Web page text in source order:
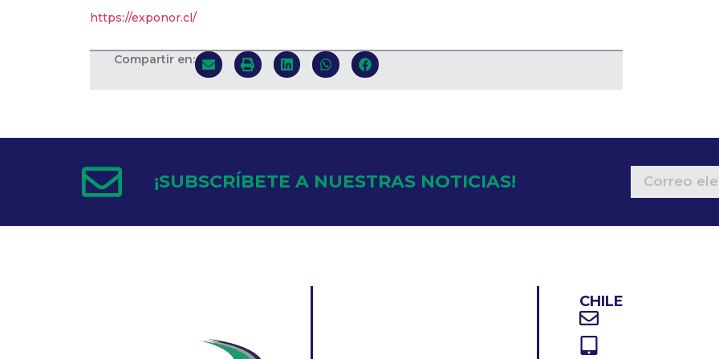
https://exponor.cl/
Compartir en:
¡SUBSCRÍBETE A NUESTRAS NOTICIAS!
CHILE